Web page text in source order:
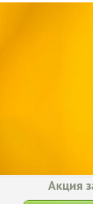
Акция